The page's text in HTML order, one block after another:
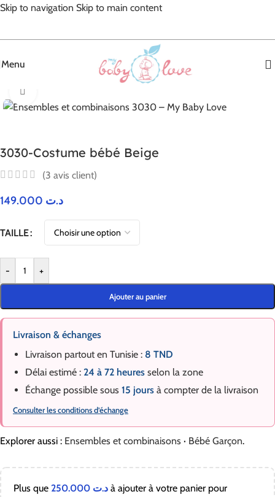
Skip to navigation Skip to main content
Menu
Ensembles et combinaisons
3030-Costume bébé Beige
(3 avis client)
د.ت
TAILLE
- +
Ajouter au panier
Livraison & échanges
Livraison partout en Tunisie : 8 TND
Délai estimé : 24 à 72 heures selon la zone
Échange possible sous 15 jours à compter de la livraison
Consulter les conditions d’échange
Explorer aussi : Ensembles et combinaisons · Bébé Garçon.
Plus que د.ت à ajouter à votre panier pour